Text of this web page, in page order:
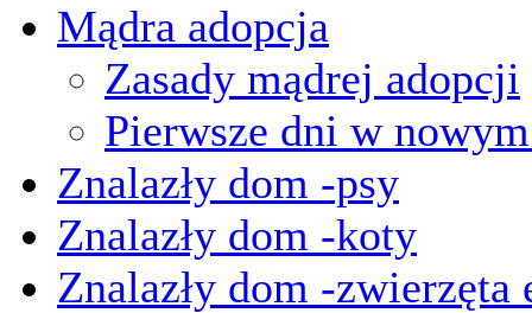
Mądra adopcja
Zasady mądrej adopcji
Pierwsze dni w
Znalazły dom -psy
Znalazły dom -koty
Znalazły dom -zwierzęta